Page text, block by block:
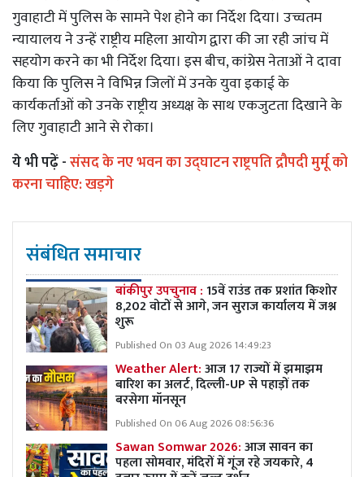
गुवाहाटी में पुलिस के सामने पेश होने का निर्देश दिया। उच्चतम
न्यायालय ने उन्हें राष्ट्रीय महिला आयोग द्वारा की जा रही जांच में
सहयोग करने का भी निर्देश दिया। इस बीच, कांग्रेस नेताओं ने दावा
किया कि पुलिस ने विभिन्न जिलों में उनके युवा इकाई के
कार्यकर्ताओं को उनके राष्ट्रीय अध्यक्ष के साथ एकजुटता दिखाने के
लिए गुवाहाटी आने से रोका।
ये भी पढ़ें -संसद के नए भवन का उद्घाटन राष्ट्रपति द्रौपदी मुर्मू को
करना चाहिए: खड़गे
संबंधित समाचार
बांकीपुर उपचुनाव :15वें राउंड तक प्रशांत किशोर
8,202 वोटों से आगे, जन सुराज कार्यालय में जश्न
शुरू
Published On 03 Aug 2026 14:49:23
Weather Alert:आज 17 राज्यों में झमाझम
बारिश का अलर्ट, दिल्ली-UP से पहाड़ों तक
बरसेगा मॉनसून
Published On 06 Aug 2026 08:56:36
Sawan Somwar 2026:आज सावन का
पहला सोमवार, मंदिरों में गूंज रहे जयकारे, 4